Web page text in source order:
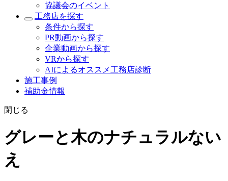
協議会のイベント
工務店を探す
条件から探す
PR動画から探す
企業動画から探す
VRから探す
AIによるオススメ工務店診断
施工事例
補助金情報
閉じる
グレーと木のナチュラルない
え